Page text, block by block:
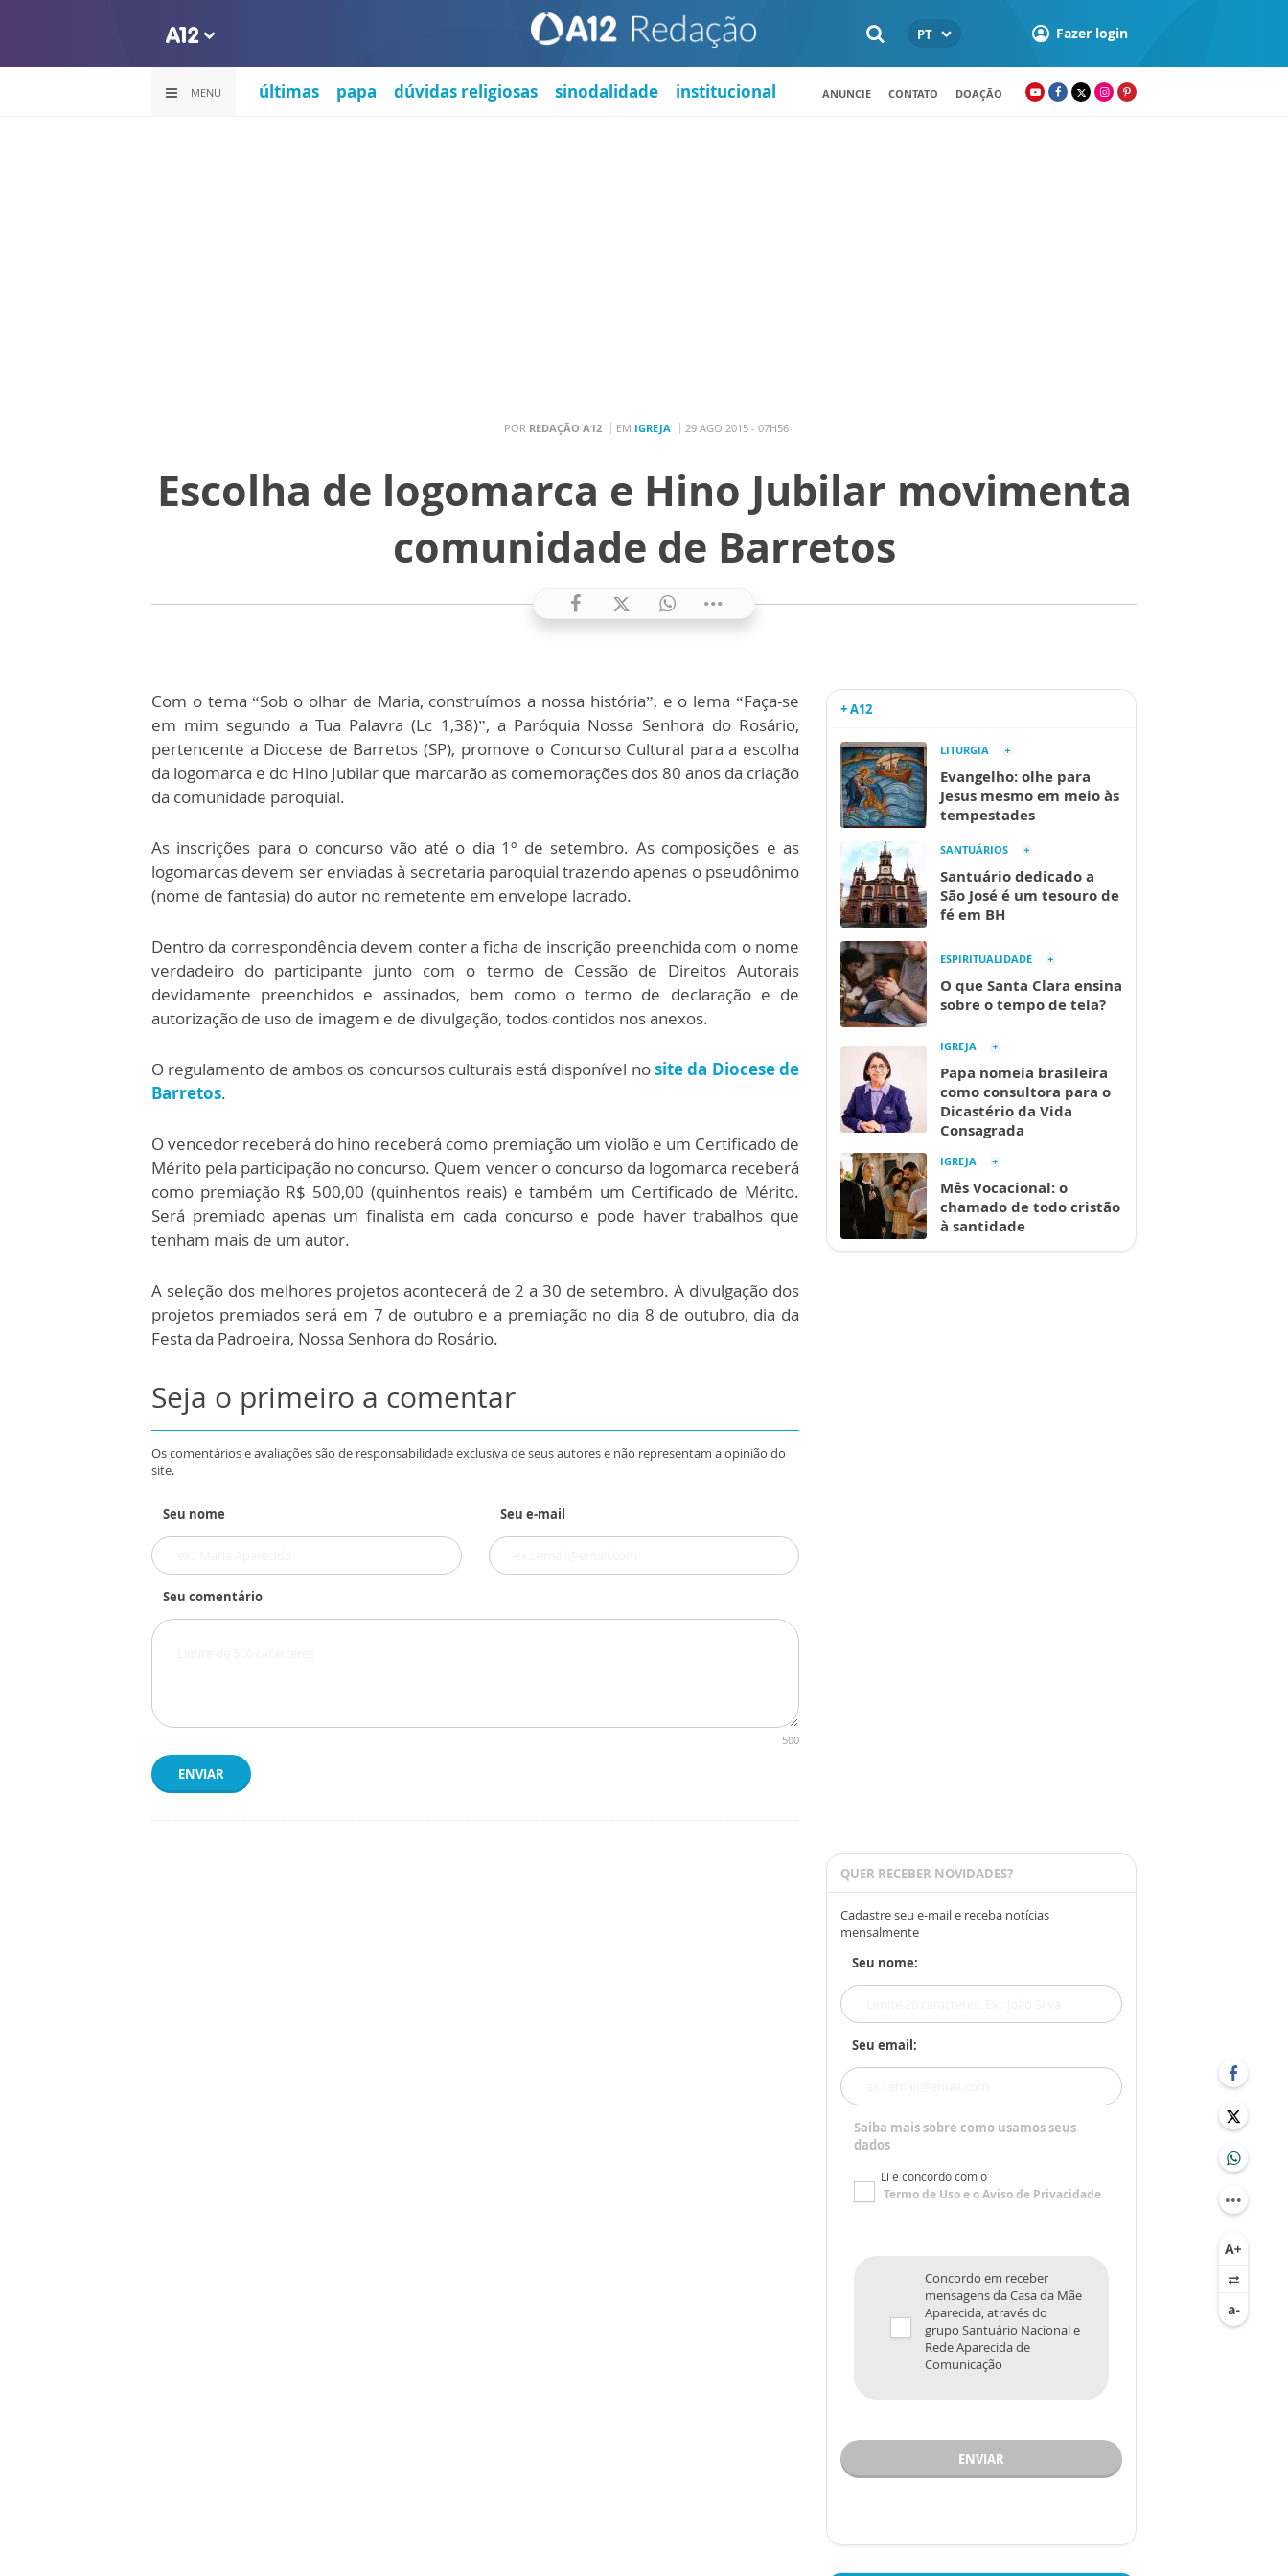
PT Fazer login
MENU últimas papa dúvidas religiosas sinodalidade institucional ANUNCIE CONTATO DOAÇÃO
POR REDAÇÃO A12 EM IGREJA 29 AGO 2015 - 07H56
Escolha de logomarca e Hino Jubilar movimenta
comunidade de Barretos
Com o tema “Sob o olhar de Maria, construímos a nossa história”, e o lema “Faça-se
em mim segundo a Tua Palavra (Lc 1,38)”, a Paróquia Nossa Senhora do Rosário,
pertencente a Diocese de Barretos (SP), promove o Concurso Cultural para a escolha
da logomarca e do Hino Jubilar que marcarão as comemorações dos 80 anos da criação
da comunidade paroquial.
As inscrições para o concurso vão até o dia 1º de setembro. As composições e as
logomarcas devem ser enviadas à secretaria paroquial trazendo apenas o pseudônimo
(nome de fantasia) do autor no remetente em envelope lacrado.
Dentro da correspondência devem conter a ficha de inscrição preenchida com o nome
verdadeiro do participante junto com o termo de Cessão de Direitos Autorais
devidamente preenchidos e assinados, bem como o termo de declaração e de
autorização de uso de imagem e de divulgação, todos contidos nos anexos.
O regulamento de ambos os concursos culturais está disponível nosite da Diocese de
Barretos.
O vencedor receberá do hino receberá como premiação um violão e um Certificado de
Mérito pela participação no concurso. Quem vencer o concurso da logomarca receberá
como premiação R$ 500,00 (quinhentos reais) e também um Certificado de Mérito.
Será premiado apenas um finalista em cada concurso e pode haver trabalhos que
tenham mais de um autor.
A seleção dos melhores projetos acontecerá de 2 a 30 de setembro. A divulgação dos
projetos premiados será em 7 de outubro e a premiação no dia 8 de outubro, dia da
Festa da Padroeira, Nossa Senhora do Rosário.
Seja o primeiro a comentar
Os comentários e avaliações são de responsabilidade exclusiva de seus autores e não representam a opinião do
site.
Seu nome Seu e-mail
Seu comentário
500
ENVIAR
+ A12
LITURGIA
Evangelho: olhe para
Jesus mesmo em meio às
tempestades
SANTUÁRIOS
Santuário dedicado a
São José é um tesouro de
fé em BH
ESPIRITUALIDADE
O que Santa Clara ensina
sobre o tempo de tela?
IGREJA
Papa nomeia brasileira
como consultora para o
Dicastério da Vida
Consagrada
IGREJA
Mês Vocacional: o
chamado de todo cristão
à santidade
QUER RECEBER NOVIDADES?
Cadastre seu e-mail e receba notícias
mensalmente
Seu nome:
Seu email:
Saiba mais sobre como usamos seus
dados
Li e concordo com o
Termo de Usoe oAviso de Privacidade
Concordo em receber
mensagens da Casa da Mãe
Aparecida, através do
grupo Santuário Nacional e
Rede Aparecida de
Comunicação
ENVIAR